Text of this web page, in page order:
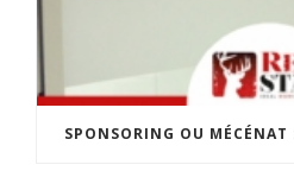
SPONSORING OU